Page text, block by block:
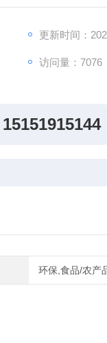
更新时间：
访问量：7076
15151915144
环保,食品/农产